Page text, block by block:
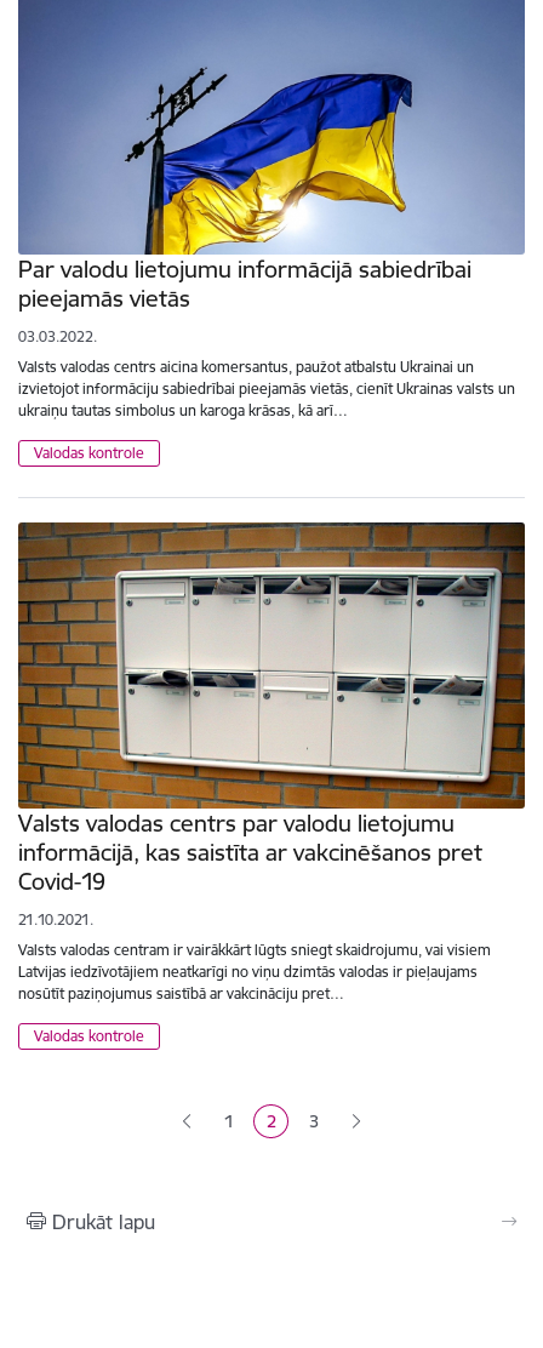
Par valodu lietojumu informācijā sabiedrībai
pieejamās vietās
03.03.2022.
Valsts valodas centrs aicina komersantus, paužot atbalstu Ukrainai un
izvietojot informāciju sabiedrībai pieejamās vietās, cienīt Ukrainas valsts un
ukraiņu tautas simbolus un karoga krāsas, kā arī…
Valodas kontrole
Valsts valodas centrs par valodu lietojumu
informācijā, kas saistīta ar vakcinēšanos pret
Covid-19
21.10.2021.
Valsts valodas centram ir vairākkārt lūgts sniegt skaidrojumu, vai visiem
Latvijas iedzīvotājiem neatkarīgi no viņu dzimtās valodas ir pieļaujams
nosūtīt paziņojumus saistībā ar vakcināciju pret…
Valodas kontrole
Lapa
1 Pašreizējā lapa
2 Lapa
3
Drukāt lapu